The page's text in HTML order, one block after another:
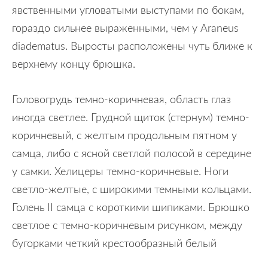
явственными угловатыми выступами по бокам,
гораздо сильнее выраженными, чем у Araneus
diadematus. Выросты расположены чуть ближе к
верхнему концу брюшка.
Головогрудь темно-коричневая, область глаз
иногда светлее. Грудной щиток (стернум) темно-
коричневый, с желтым продольным пятном у
самца, либо с ясной светлой полосой в середине
у самки. Хелицеры темно-коричневые. Ноги
светло-желтые, с широкими темными кольцами.
Голень II самца с короткими шипиками. Брюшко
светлое с темно-коричневым рисунком, между
бугорками четкий крестообразный белый